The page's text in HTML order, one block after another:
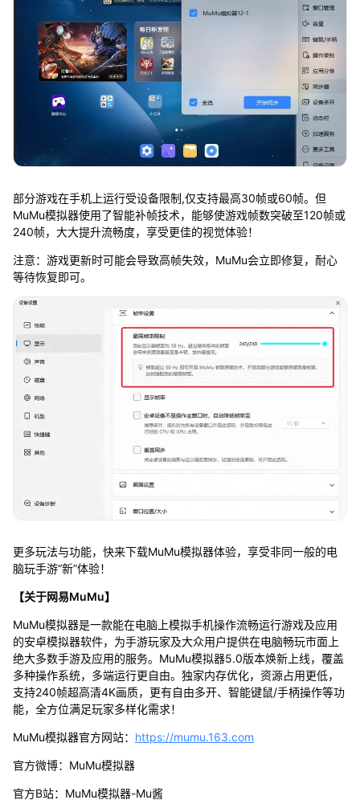
部分游戏在手机上运行受设备限制,仅支持最高30帧或60帧。但
MuMu模拟器使用了智能补帧技术，能够使游戏帧数突破至120帧或
240帧，大大提升流畅度，享受更佳的视觉体验！
注意：游戏更新时可能会导致高帧失效，MuMu会立即修复，耐心
等待恢复即可。
更多玩法与功能，快来下载MuMu模拟器体验，享受非同一般的电
脑玩手游“新”体验！
【关于网易MuMu】
MuMu模拟器是一款能在电脑上模拟手机操作流畅运行游戏及应用
的安卓模拟器软件，为手游玩家及大众用户提供在电脑畅玩市面上
绝大多数手游及应用的服务。MuMu模拟器5.0版本焕新上线，覆盖
多种操作系统，多端运行更自由。独家内存优化，资源占用更低，
支持240帧超高清4K画质，更有自由多开、智能键鼠/手柄操作等功
能，全方位满足玩家多样化需求！
MuMu模拟器官方网站： https://mumu.163.com
官方微博：MuMu模拟器
官方B站：MuMu模拟器-Mu酱